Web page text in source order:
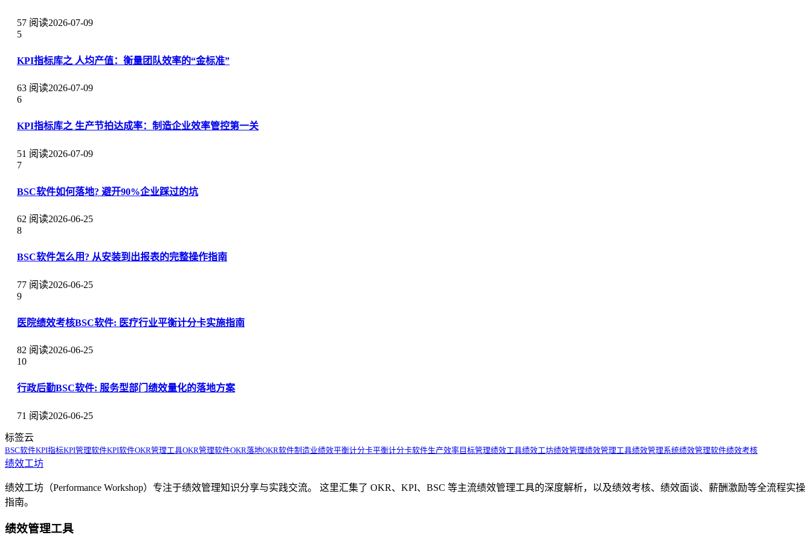
57 阅读2026-07-09
5
KPI指标库之 人均产值：衡量团队效率的“金标准”
63 阅读2026-07-09
6
KPI指标库之 生产节拍达成率：制造企业效率管控第一关
51 阅读2026-07-09
7
BSC软件如何落地? 避开90%企业踩过的坑
62 阅读2026-06-25
8
BSC软件怎么用? 从安装到出报表的完整操作指南
77 阅读2026-06-25
9
医院绩效考核BSC软件: 医疗行业平衡计分卡实施指南
82 阅读2026-06-25
10
行政后勤BSC软件: 服务型部门绩效量化的落地方案
71 阅读2026-06-25
标签云
BSC软件KPI指标KPI管理软件KPI软件OKR管理工具OKR管理软件OKR落地OKR软件制造业绩效平衡计分卡平衡计分卡软件生产效率 目标管理绩效工具绩效工坊绩效管理绩效管理工具绩效管理系统绩效管理软件绩效考核
绩效工坊
绩效工坊（Performance Workshop）专注于绩效管理知识分享与实践交流。 这里汇集了 OKR、KPI、BSC 等主流绩效管理工具的深度解析，以及绩效考核、绩效面谈、薪酬激励等全流程实操
指南。
绩效管理工具